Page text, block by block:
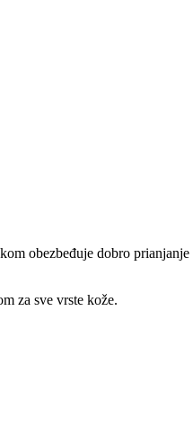
obezbeđuje dobro
za sve vrste kože.